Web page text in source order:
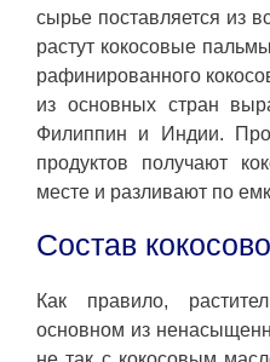
сырье поставляется из
растут кокосовые
рафинированного
из основных стран
Филиппин и Индии.
продуктов получают
месте и разливают по
Состав
Как правило,
основном из